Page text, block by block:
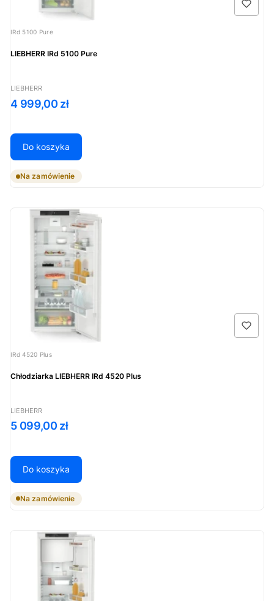
Kod produktu
IRd 5100 Pure
LIEBHERR IRd 5100 Pure
PRODUCENT
LIEBHERR
Cena
4 999,00 zł
Do koszyka
Na zamówienie
Kod produktu
IRd 4520 Plus
Chłodziarka LIEBHERR IRd 4520 Plus
PRODUCENT
LIEBHERR
Cena
5 099,00 zł
Do koszyka
Na zamówienie